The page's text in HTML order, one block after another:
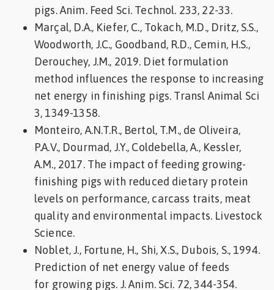
pigs. Anim. Feed Sci. Technol. 233, 22-33.
Marçal, D.A., Kiefer, C., Tokach, M.D., Dritz, S.S.,
Woodworth, J.C., Goodband, R.D., Cemin, H.S.,
Derouchey, J.M., 2019. Diet formulation
method influences the response to increasing
net energy in finishing pigs. Transl Animal Sci
3, 1349-1358.
Monteiro, A.N.T.R., Bertol, T.M., de Oliveira,
P.A.V., Dourmad, J.Y., Coldebella, A., Kessler,
A.M., 2017. The impact of feeding growing-
finishing pigs with reduced dietary protein
levels on performance, carcass traits, meat
quality and environmental impacts. Livestock
Science.
Noblet, J., Fortune, H., Shi, X.S., Dubois, S., 1994.
Prediction of net energy value of feeds
for growing pigs. J. Anim. Sci. 72, 344-354.